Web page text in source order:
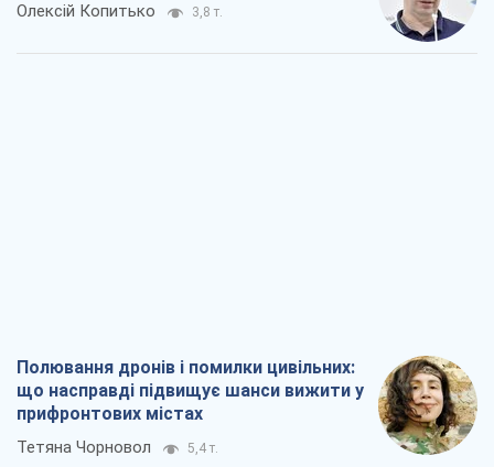
Олексій Копитько 3,8 т.
Полювання дронів і помилки цивільних:
що насправді підвищує шанси вижити у
прифронтових містах
Тетяна Чорновол 5,4 т.